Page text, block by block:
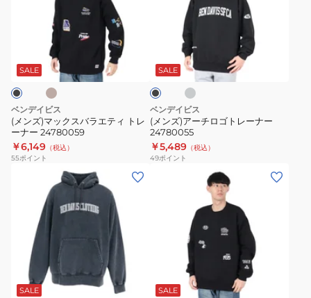
バ
ラ
エ
テ
ィ
ト
24780059
SALE
ベンデイビス
(メンズ)マックスバラエティ トレ
ーナー 24780059
￥6,149 （税込）
55ポイント
ゴ
ト
レ
ー
ナ
ー
SALE
ブ
ラ
ッ
ク
イ
ス
グ
ベンデイビス
(メンズ)アーチロゴトレーナー
24780055
￥5,489 （税込）
49ポイント
ゴSALE
ロSALE
ブ
ラ ン
ト